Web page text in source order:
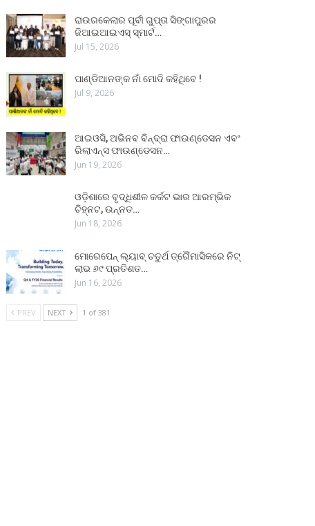
ରାଉରକେଲାର ପୂର୍ବୀ ଗୁପ୍ତା ସିଙ୍ଗାପୁରର
ଜିଆଇଆଇଏସ୍ ସ୍ମାର୍ଟ…
Jul 15, 2026
ପାଣ୍ଡିଆନଙ୍କ ନାଁ ମୋଦି କହିଥିବେ !
Jul 9, 2026
ଆଇଓସି, ଅଭିନବ ବିନ୍ଦ୍ରା ଫାଉଣ୍ଡେସନ ଏବଂ
ରିଲାଏନ୍ସ ଫାଉଣ୍ଡେସନ…
Jun 19, 2026
ଓଡ଼ିଶାରେ ବୃଦ୍ଧିଶୀଳ କର୍କଟ ଭାର ଆରମ୍ଭିକ
ଚିହ୍ନଟ, ଉନ୍ନତ…
Jun 18, 2026
ମୋରେପେନ୍ ଲ୍ୟାବ୍ ଚତୁର୍ଥ ତ୍ରୈମାସିକରେ ନିଟ୍
ଲାଭ ୬୯ ପ୍ରତିଶତ…
Jun 16, 2026
PREV NEXT 1 of 381